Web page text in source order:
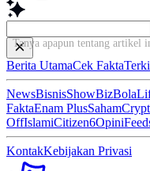
Tanya apapun tentang artik
Berita UtamaCek Fakta
NewsBisnisShowBizBola
FaktaEnam PlusSaham
OffIslamiCitizen6Opini
KontakKebijakan Privasi